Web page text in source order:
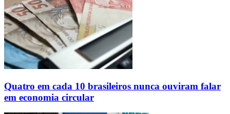
Quatro em cada 10 brasileiros nunca ouviram falar
em economia circular